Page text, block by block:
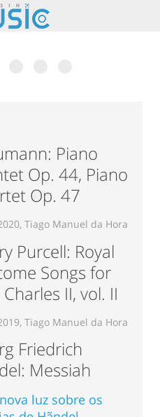
em Mafra? Excelente
com 60
do
Piano
Op. 44, Piano
Op. 47
Tiago Manuel da Hora
Purcell: Royal
Songs for
II, vol. II
Tiago Manuel da Hora
Friedrich
Messiah
luz sobre os